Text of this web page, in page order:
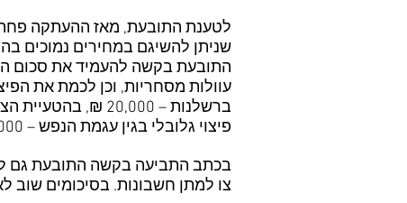
לטענת התובעת, מאז ההעתקה
שניתן להשיגם במחירים נמוכים
פיצוי גלובלי בגין עגמת הנפש – 40,000 ₪, סה"כ – 440,000 ₪ לפי חישוביה.
בכתב התביעה בקשה התובעת גם
צו למתן חשבונות. בסיכומים שוב